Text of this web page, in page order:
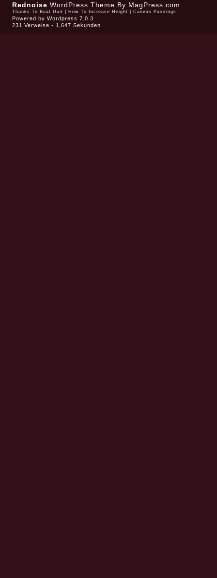
Rednoise WordPress Theme By MagPress.com
Thanks To Buat Duit How To Increase Height Canvas Paintings
Powered by Wordpress 7.0.3
231 Verweise - 1,647 Sekunden